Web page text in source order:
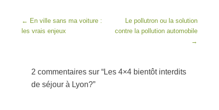
Post navigation
← En ville sans ma voiture :
les vrais enjeux
Le pollutron ou la solution
contre la pollution automobile
→
2 commentaires sur “Les 4×4 bientôt interdits
de séjour à Lyon?”